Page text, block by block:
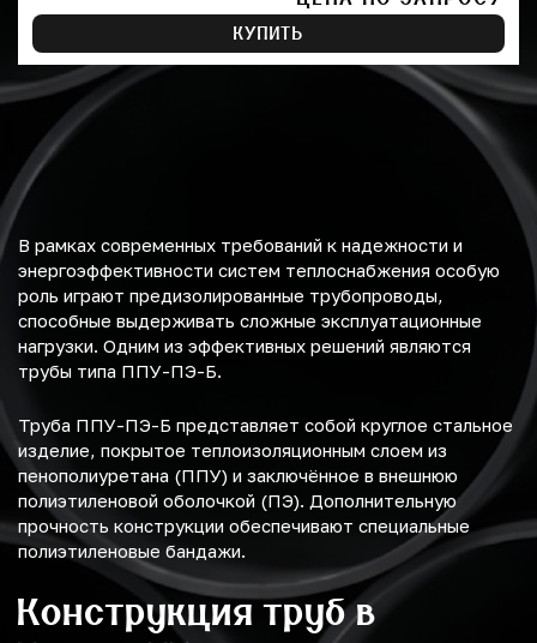
КУПИТЬ
В рамках современных требований к надежности и
энергоэффективности систем теплоснабжения особую
роль играют предизолированные трубопроводы,
способные выдерживать сложные эксплуатационные
нагрузки. Одним из эффективных решений являются
трубы типа ППУ-ПЭ-Б.
Труба ППУ-ПЭ-Б представляет собой круглое стальное
изделие, покрытое теплоизоляционным слоем из
пенополиуретана (ППУ) и заключённое в внешнюю
полиэтиленовой оболочкой (ПЭ). Дополнительную
прочность конструкции обеспечивают специальные
полиэтиленовые бандажи.
Конструкция труб в